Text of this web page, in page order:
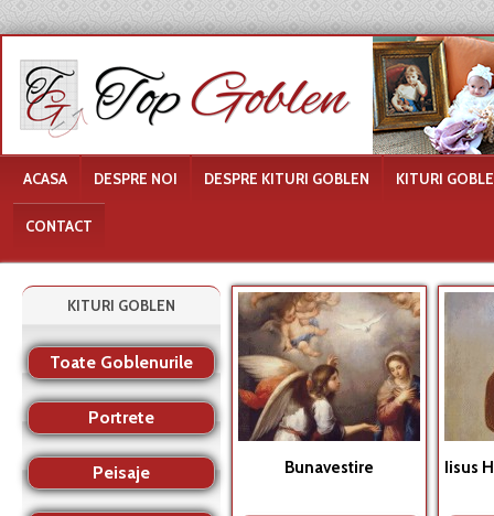
ACASA DESPRE NOI DESPRE KITURI GOBLEN KITURI
CONTACT
Bunavestire Iisus
KITURI GOBLEN
Toate Goblenurile
Portrete
Peisaje